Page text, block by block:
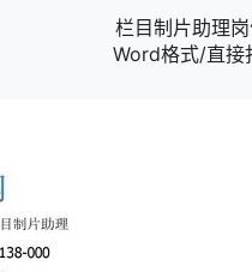
栏目制片助理
Word格式/直接